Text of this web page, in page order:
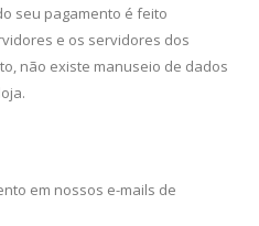
seu pagamento é feito
e os servidores dos
não existe manuseio de dados
em nossos e-mails de